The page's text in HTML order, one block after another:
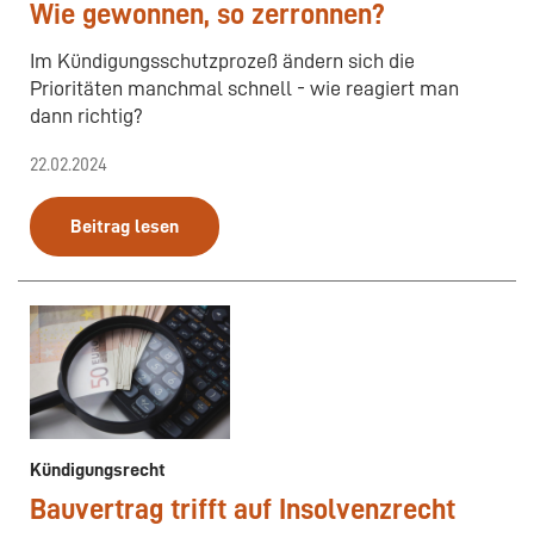
Wie gewonnen, so zerronnen?
Im Kündigungsschutzprozeß ändern sich die
Prioritäten manchmal schnell - wie reagiert man
dann richtig?
22.02.2024
Beitrag lesen
Kündigungsrecht
Bauvertrag trifft auf Insolvenzrecht